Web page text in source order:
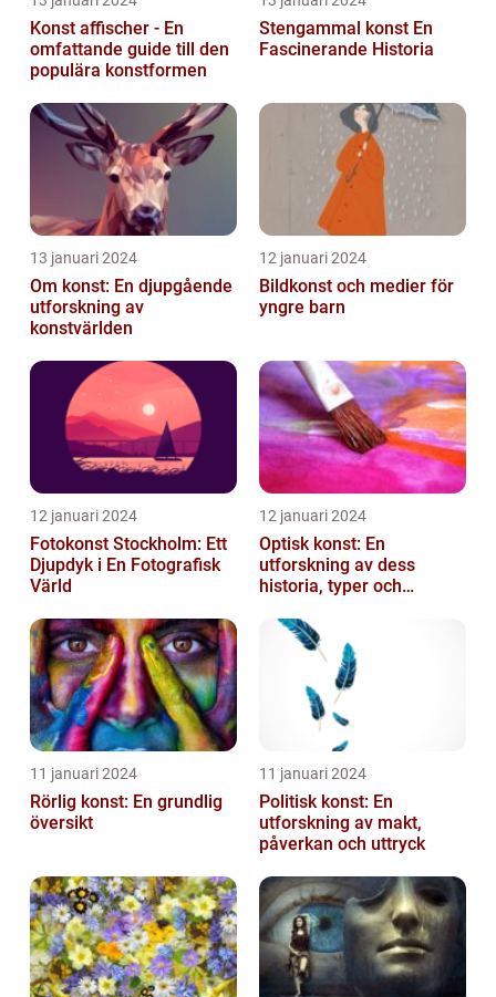
Konst affischer - En
omfattande guide till den
populära konstformen
Stengammal konst En
Fascinerande Historia
13 januari 2024
Om konst: En djupgående
utforskning av
konstvärlden
12 januari 2024
Bildkonst och medier för
yngre barn
12 januari 2024
Fotokonst Stockholm: Ett
Djupdyk i En Fotografisk
Värld
12 januari 2024
Optisk konst: En
utforskning av dess
historia, typer och
11 januari 2024
Rörlig konst: En grundlig
översikt
11 januari 2024
Politisk konst: En
utforskning av makt,
påverkan och uttryck